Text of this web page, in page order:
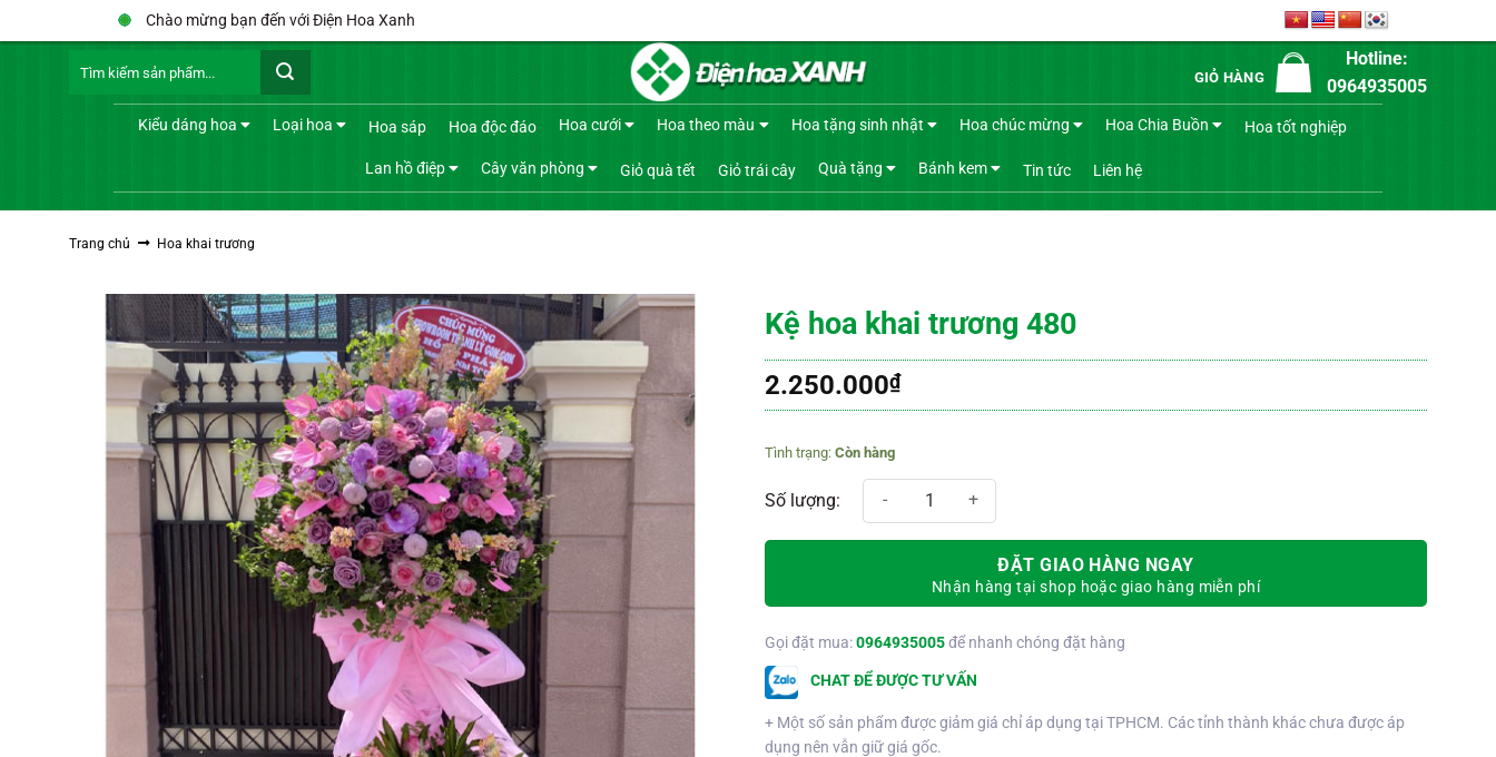
qua
Chào mừng bạn đến với Điện Hoa Xanh
kiếm:
GIỎ HÀNG
Hotline:
0964935005
Kiểu dáng hoa Loại hoa Hoa sáp Hoa độc đáo Hoa cưới Hoa theo màu Hoa tặng sinh nhật Hoa chúc mừng Hoa Chia Buồn Hoa tốt nghiệp
Lan hồ điệp Cây văn phòng Giỏ quà tết Giỏ trái cây Quà tặng Bánh kem Tin tức Liên hệ
Trang chủ Hoa khai trương
Kệ hoa khai trương 480
2.250.000₫
Còn hàng
Kệ hoa khai trương 480 số lượng
ĐẶT GIAO HÀNG NGAY
Nhận hàng tại shop hoặc giao hàng miễn phí
Gọi đặt mua:0964935005để nhanh chóng đặt hàng
CHAT ĐỂ ĐƯỢC TƯ VẤN
+ Một số sản phẩm được giảm giá chỉ áp dụng tại TPHCM. Các tỉnh thành khác chưa được áp
dụng nên vẫn giữ giá gốc.